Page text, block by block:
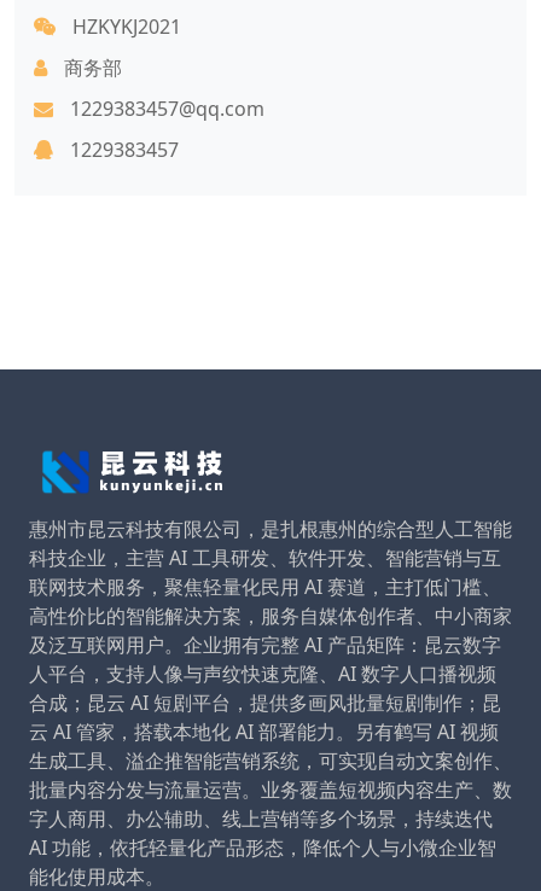
HZKYKJ2021
商务部
1229383457@qq.com
1229383457
惠州市昆云科技有限公司，是扎根惠州的综合型人工智能
科技企业，主营 AI 工具研发、软件开发、智能营销与互
联网技术服务，聚焦轻量化民用 AI 赛道，主打低门槛、
高性价比的智能解决方案，服务自媒体创作者、中小商家
及泛互联网用户。企业拥有完整 AI 产品矩阵：昆云数字
人平台，支持人像与声纹快速克隆、AI 数字人口播视频
合成；昆云 AI 短剧平台，提供多画风批量短剧制作；昆
云 AI 管家，搭载本地化 AI 部署能力。另有鹤写 AI 视频
生成工具、溢企推智能营销系统，可实现自动文案创作、
批量内容分发与流量运营。业务覆盖短视频内容生产、数
字人商用、办公辅助、线上营销等多个场景，持续迭代
AI 功能，依托轻量化产品形态，降低个人与小微企业智
能化使用成本。